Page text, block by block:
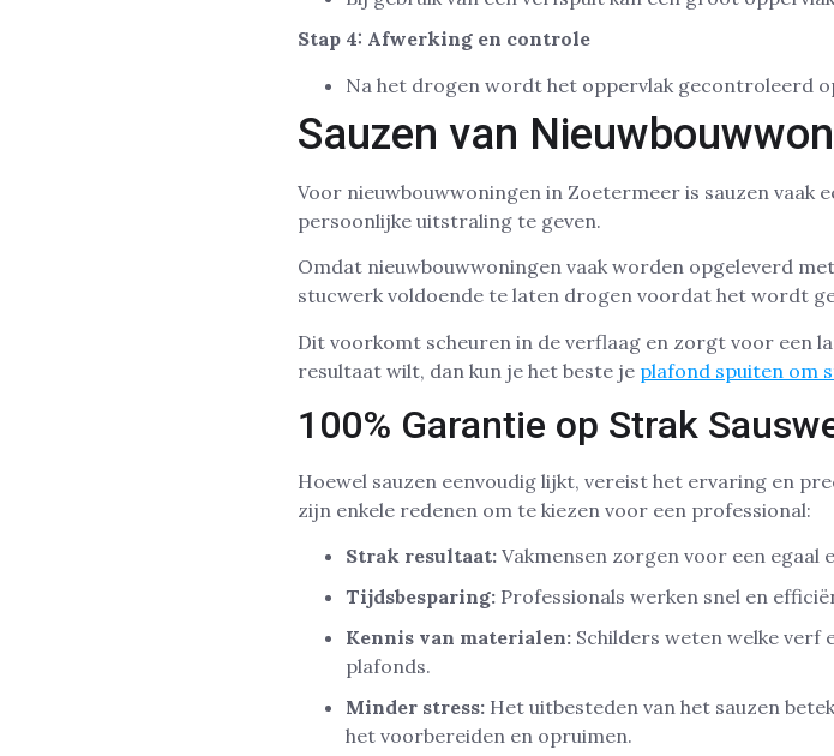
Stap 4: Afwerking en controle
Na het drogen wordt het oppervlak gecontroleerd
Sauzen van
Voor nieuwbouwwoningen in Zoetermeer is sauzen vaak
persoonlijke uitstraling te geven.
Omdat nieuwbouwwoningen vaak worden opgeleverd
stucwerk voldoende te laten drogen voordat het wordt
Dit voorkomt scheuren in de verflaag en zorgt voor een
resultaat wilt, dan kun je het beste je plafond spuiten om
100% Garantie op Strak
Hoewel sauzen eenvoudig lijkt, vereist het ervaring en
zijn enkele redenen om te kiezen voor een professional:
Strak resultaat: Vakmensen zorgen voor een egaal
Tijdsbesparing: Professionals werken snel en
Kennis van materialen: Schilders weten welke
plafonds.
Minder stress: Het uitbesteden van het sauzen
het voorbereiden en opruimen.